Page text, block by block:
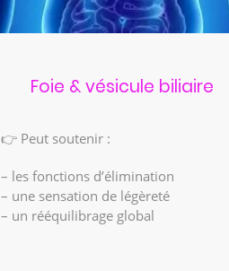
Foie & vésicule biliaire
👉 Peut soutenir :
– les fonctions d’élimination
– une sensation de légèreté
– un rééquilibrage global